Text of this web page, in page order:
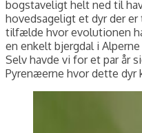
bogstaveligt helt ned til
hovedsageligt et dyr der
tilfælde hvor evolutionen
en enkelt bjergdal i
Selv havde vi for et par år
Pyrenæerne hvor dette dyr